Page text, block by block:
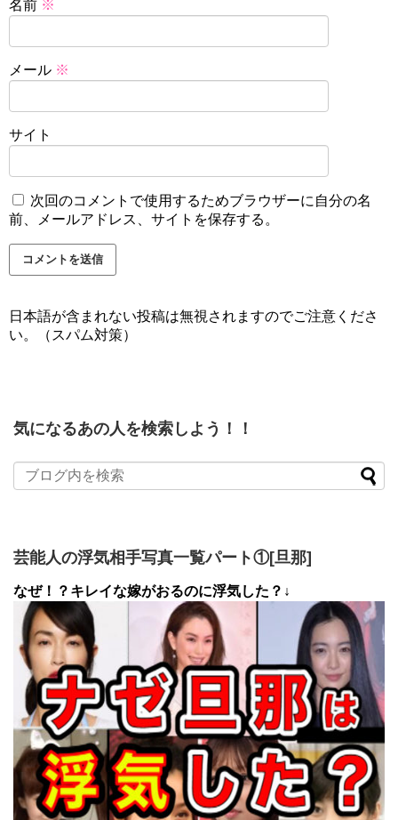
名前 ※
メール ※
サイト
次回のコメントで使用するためブラウザーに自分の名
前、メールアドレス、サイトを保存する。
日本語が含まれない投稿は無視されますのでご注意くださ
い。（スパム対策）
気になるあの人を検索しよう！！
芸能人の浮気相手写真一覧パート①[旦那]
なぜ！？キレイな嫁がおるのに浮気した？↓